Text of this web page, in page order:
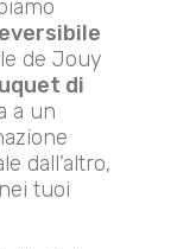
de Jouy
di
a un
dall’altro,
tuoi